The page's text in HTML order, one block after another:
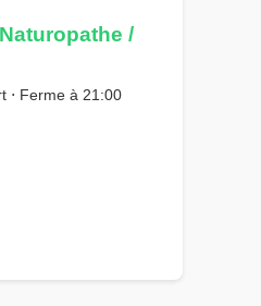
/
⋅ Ferme à 21:00